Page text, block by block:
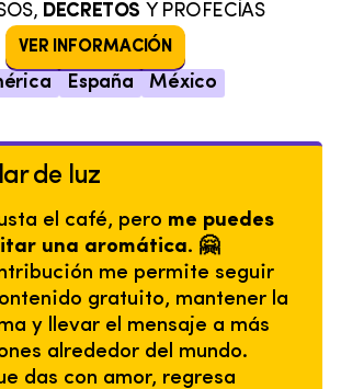
DECRETOS Y PROFECÍAS
VER INFORMACIÓN
España México
de luz
el café, pero me puedes
una aromática. 🤗
me permite seguir
gratuito, mantener la
y llevar el mensaje a más
alrededor del mundo.
das con amor, regresa